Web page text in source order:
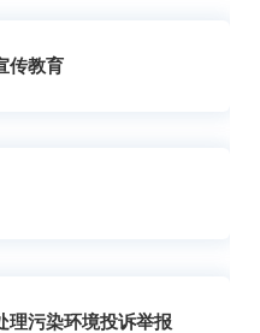
传教育
理污染环境投诉举报